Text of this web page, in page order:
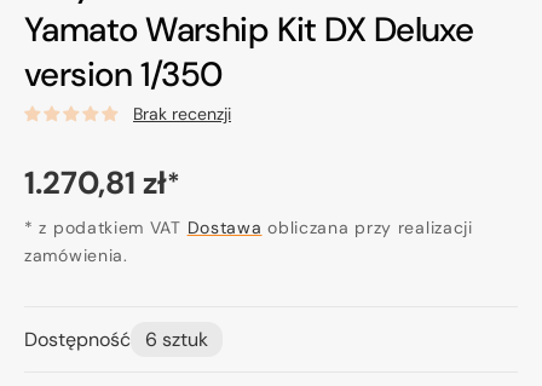
Yamato Warship Kit DX Deluxe
version 1/350
Brak recenzji
Cena
regularna
1.270,81 zł*
* z podatkiem VAT Dostawa obliczana przy realizacji
zamówienia.
Dostępność 6 sztuk